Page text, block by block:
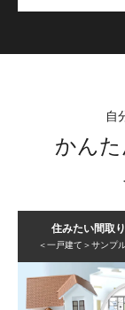
自
かん
住みたい間取
＜一戸建て＞サンプ